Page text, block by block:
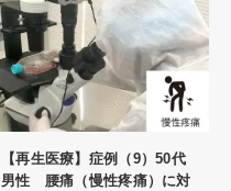
【再生医療】症例（9）50代
男性 腰痛（慢性疼痛）に対